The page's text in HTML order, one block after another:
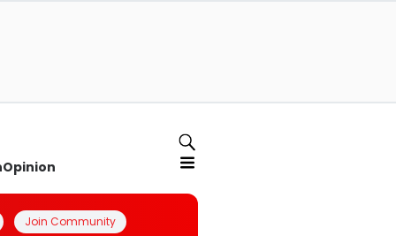
Opinion
Join Community